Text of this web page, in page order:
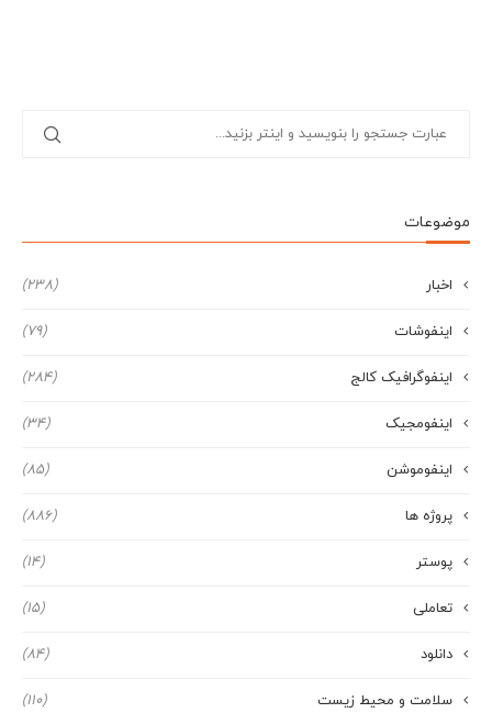
موضوعات
اخبار (238)
اینفوشات (79)
اینفوگرافیک کالج (284)
اینفومجیک (34)
اینفوموشن (85)
پروژه ها (886)
پوستر (14)
تعاملی (15)
دانلود (84)
سلامت و محیط زیست (110)